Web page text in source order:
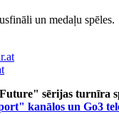
un medaļu spēles.
sērijas turnīra
kanālos un Go3